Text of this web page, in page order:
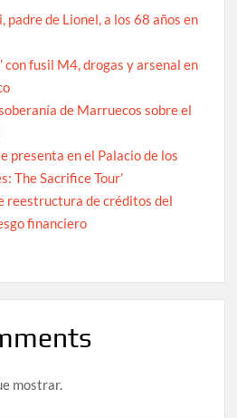
padre de Lionel, a los 68 años en
con fusil M4, drogas y arsenal en
de Marruecos sobre el
presenta en el Palacio de los
The Sacrifice Tour’
reestructura de créditos del
financiero
mostrar.